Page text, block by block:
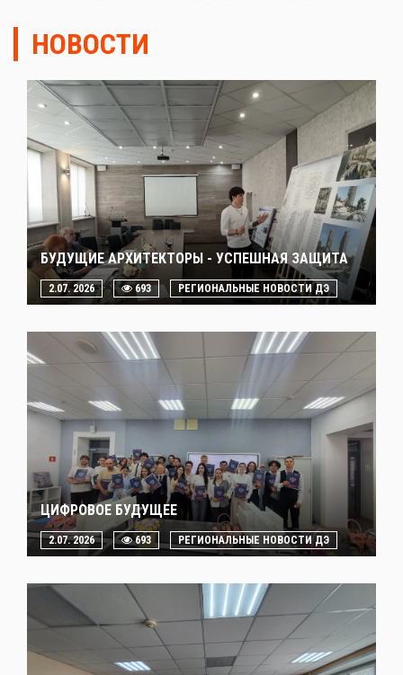
НОВОСТИ
БУДУЩИЕ АРХИТЕКТОРЫ - УСПЕШНАЯ ЗАЩИТА
2.07. 2026 693 РЕГИОНАЛЬНЫЕ НОВОСТИ ДЭ
ЦИФРОВОЕ БУДУЩЕЕ
2.07. 2026 693 РЕГИОНАЛЬНЫЕ НОВОСТИ ДЭ